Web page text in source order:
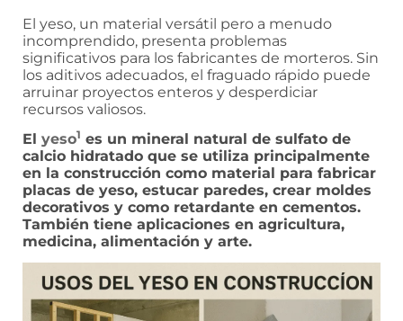
El yeso, un material versátil pero a menudo
incomprendido, presenta problemas
significativos para los fabricantes de morteros. Sin
los aditivos adecuados, el fraguado rápido puede
arruinar proyectos enteros y desperdiciar
recursos valiosos.
El yeso1 es un mineral natural de sulfato de
calcio hidratado que se utiliza principalmente
en la construcción como material para fabricar
placas de yeso, estucar paredes, crear moldes
decorativos y como retardante en cementos.
También tiene aplicaciones en agricultura,
medicina, alimentación y arte.